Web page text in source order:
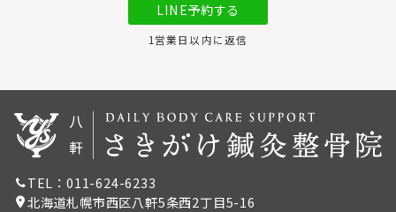
LINE予約する
1営業日以内に返信
TEL：011-624-6233
北海道札幌市西区八軒5条西2丁目5-16